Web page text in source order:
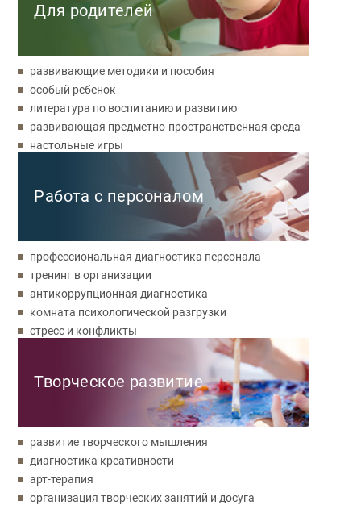
Для родителей
развивающие методики и пособия
особый ребенок
литература по воспитанию и развитию
развивающая предметно-пространственная среда
настольные игры
Работа с персоналом
профессиональная диагностика персонала
тренинг в организации
антикоррупционная диагностика
комната психологической разгрузки
стресс и конфликты
Творческое развитие
развитие творческого мышления
диагностика креативности
арт-терапия
организация творческих занятий и досуга